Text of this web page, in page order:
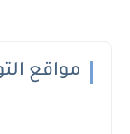
مواقع